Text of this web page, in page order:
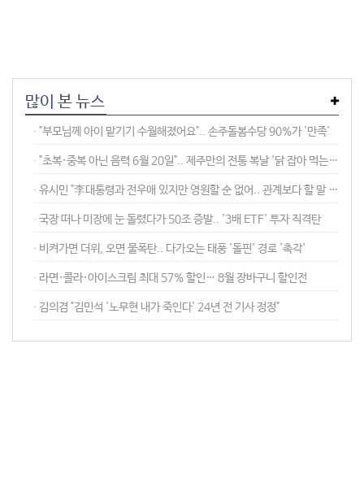
많이 본 뉴스
∙ "부모님께 아이 맡기기 수월해졌어요".. 손주돌봄수당 90%가 '만족'
∙ "초복·중복 아닌 음력 6월 20일".. 제주만의 전통 복날 '닭 잡아 먹는 날'
∙ 유시민 "李대통령과 전우애 있지만 영원할 순 없어.. 관계보다 할 말 한다"
∙ 국장 떠나 미장에 눈 돌렸다가 50조 증발.. '3배 ETF' 투자 직격탄
∙ 비켜가면 더위, 오면 물폭탄.. 다가오는 태풍 '돌핀' 경로 '촉각'
∙ 라면·콜라·아이스크림 최대 57% 할인… 8월 장바구니 할인전
∙ 김의겸 "김민석 '노무현 내가 죽인다' 24년 전 기사 정정"